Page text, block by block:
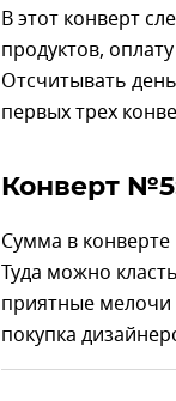
В этот конверт
продуктов,
Отсчитывать
первых трех
Конверт
Сумма в
Туда можно
приятные
покупка